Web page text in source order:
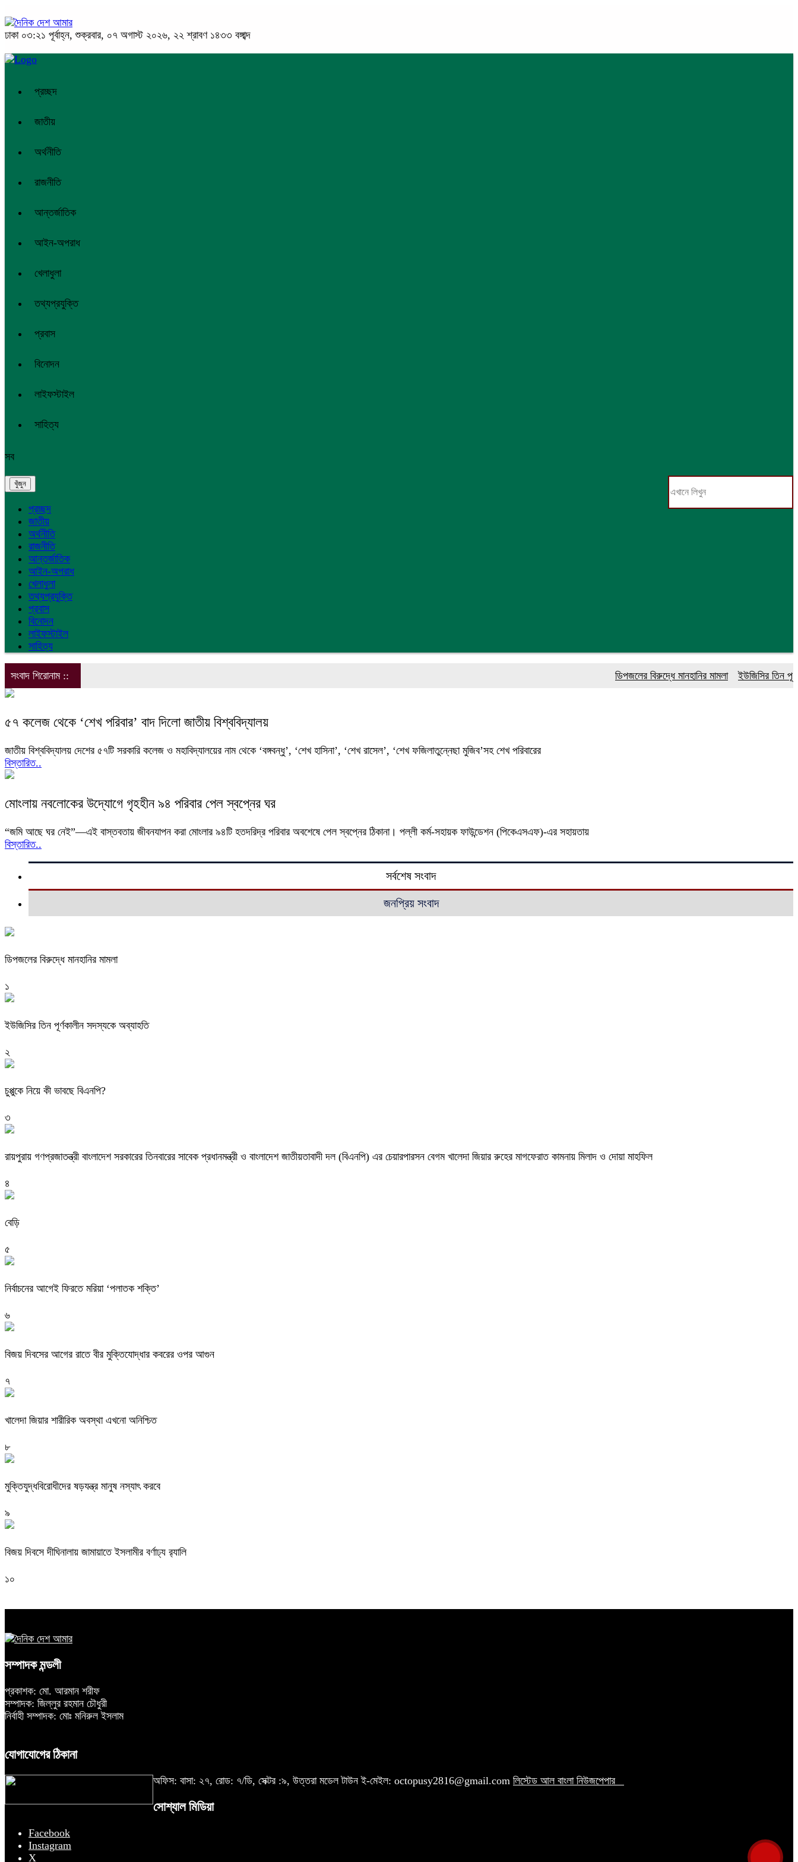
ঢাকা ০৩:২১ পূর্বাহ্ন, শুক্রবার, ০৭ অগাস্ট ২০২৬, ২২ শ্রাবণ ১৪৩৩ বঙ্গাব্দ
প্রচ্ছদ
জাতীয়
অর্থনীতি
রাজনীতি
আন্তর্জাতিক
আইন-অপরাধ
খেলাধুলা
তথ্যপ্রযুক্তি
প্রবাস
বিনোদন
লাইফস্টাইল
সাহিত্য
সব
প্রচ্ছদ
জাতীয়
অর্থনীতি
রাজনীতি
আন্তর্জাতিক
আইন-অপরাধ
খেলাধুলা
তথ্যপ্রযুক্তি
প্রবাস
বিনোদন
লাইফস্টাইল
সাহিত্য
সংবাদ শিরোনাম :: ডিপজলের বিরুদ্ধে মানহানির মামলা ইউজিসির তিন
৫৭ কলেজ থেকে ‘শেখ পরিবার’ বাদ দিলো জাতীয় বিশ্ববিদ্যালয়
জাতীয় বিশ্ববিদ্যালয় দেশের ৫৭টি সরকারি কলেজ ও মহাবিদ্যালয়ের নাম থেকে ‘বঙ্গবন্ধু’, ‘শেখ হাসিনা’, ‘শেখ রাসেল’, ‘শেখ ফজিলাতুন্নেছা মুজিব’সহ শেখ পরিবারের
বিস্তারিত..
মোংলায় নবলোকের উদ্যোগে গৃহহীন ৯৪ পরিবার পেল স্বপ্নের ঘর
“জমি আছে ঘর নেই”—এই বাস্তবতায় জীবনযাপন করা মোংলার ৯৪টি হতদরিদ্র পরিবার অবশেষে পেল স্বপ্নের ঠিকানা। পল্লী কর্ম-সহায়ক ফাউন্ডেশন (পিকেএসএফ)-এর সহায়তায়
বিস্তারিত..
সর্বশেষ সংবাদ
জনপ্রিয় সংবাদ
ডিপজলের বিরুদ্ধে মানহানির মামলা
১
ইউজিসির তিন পূর্ণকালীন সদস্যকে অব্যাহতি
২
চুপ্পুকে নিয়ে কী ভাবছে বিএনপি?
৩
রায়পুরায় গণপ্রজাতন্ত্রী বাংলাদেশ সরকারের তিনবারের সাবেক প্রধানমন্ত্রী ও বাংলাদেশ জাতীয়তাবাদী দল (বিএনপি) এর চেয়ারপারসন বেগম খালেদা জিয়ার রুহের মাগফেরাত কামনায় মিলাদ ও দোয়া মাহফিল
৪
বেড়ি
৫
নির্বাচনের আগেই ফিরতে মরিয়া ‘পলাতক শক্তি’
৬
বিজয় দিবসের আগের রাতে বীর মুক্তিযোদ্ধার কবরের ওপর আগুন
৭
খালেদা জিয়ার শারীরিক অবস্থা এখনো অনিশ্চিত
৮
মুক্তিযুদ্ধবিরোধীদের ষড়যন্ত্র মানুষ নস্যাৎ করবে
৯
বিজয় দিবসে দীঘিনালায় জামায়াতে ইসলামীর বর্ণাঢ্য র‍্যালি
১০
সম্পাদক মন্ডলী
প্রকাশক: মো. আরমান শরীফ
সম্পাদক: জিল্লুর রহমান চৌধুরী
নির্বাহী সম্পাদক: মোঃ মনিরুল ইসলাম
যোগাযোগের ঠিকানা
অফিস: বাসা: ২৭, রোড: ৭/ডি, সেক্টর :৯, উত্তরা মডেল টাউন ই-মেইল: octopusy2816@gmail.com লিস্টেড আল বাংলা নিউজপেপার
সোশ্যাল মিডিয়া
Facebook
Instagram
X